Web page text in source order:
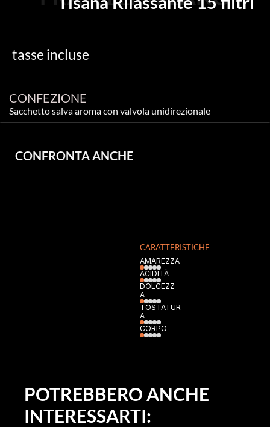
tasse incluse
CONFEZIONE
Sacchetto salva aroma con valvola unidirezionale
CONFRONTA ANCHE
CARATTERISTICHE
AMAREZZA
ACIDITÀ
DOLCEZZ
A
TOSTATUR
A
CORPO
POTREBBERO ANCHE
INTERESSARTI: